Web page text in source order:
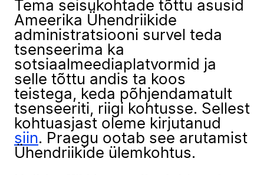
Tema seisukohtade tõttu asusid
Ameerika Ühendriikide
administratsiooni survel teda
tsenseerima ka
sotsiaalmeediaplatvormid ja
selle tõttu andis ta koos
teistega, keda põhjendamatult
tsenseeriti, riigi kohtusse. Sellest
kohtuasjast oleme kirjutanud
siin. Praegu ootab see arutamist
Ühendriikide ülemkohtus.